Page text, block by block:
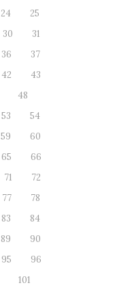
24
25
30
31
36
37
42
43
48
53
54
59
60
65
66
71
72
77
78
83
84
89
90
95
96
101